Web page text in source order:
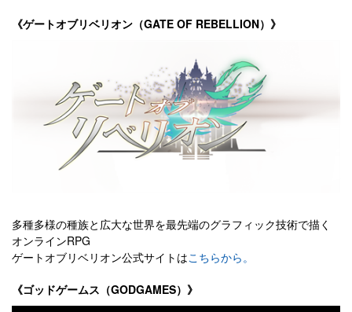
《ゲートオブリベリオン（GATE OF REBELLION）》
多種多様の種族と広大な世界を最先端のグラフィック技術で描く
オンラインRPG
ゲートオブリベリオン公式サイトはこちらから。
《ゴッドゲームス（GODGAMES）》